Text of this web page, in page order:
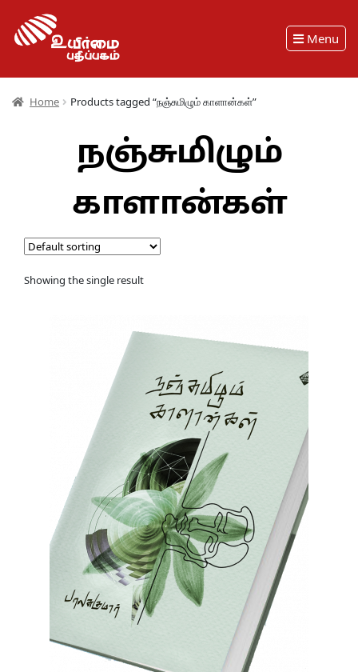
Menu
Home Products tagged “நஞ்சுமிழும் காளான்கள்”
நஞ்சுமிழும்
காளான்கள்
Showing the single result